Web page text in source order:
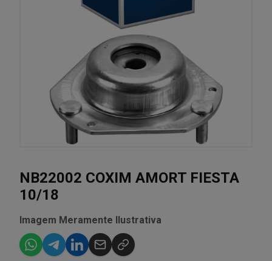
NB22002 COXIM AMORT FIESTA
10/18
Imagem Meramente Ilustrativa